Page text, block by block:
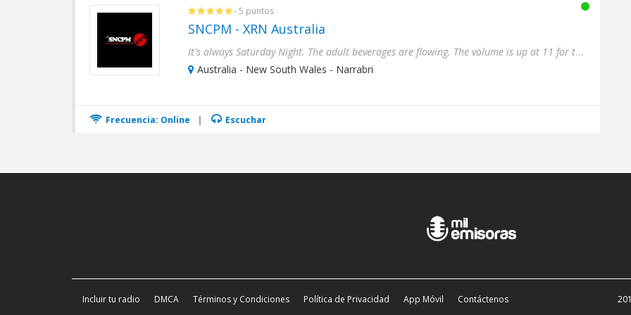
- 5 puntos
SNCPM - XRN Australia
It's always Saturday Night. The adult beverages are flowing. The volume is up at 11 for the over 45's. Enjoy!
Australia - New South Wales - Narrabri
Frecuencia: Online | Escuchar
Incluir tu radio DMCA Términos y Condiciones Política de Privacidad App Móvil Contáctenos